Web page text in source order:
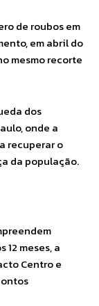
de roubos em
em abril do
mesmo recorte
dos
onde a
recuperar o
da população.
meses, a
Centro e